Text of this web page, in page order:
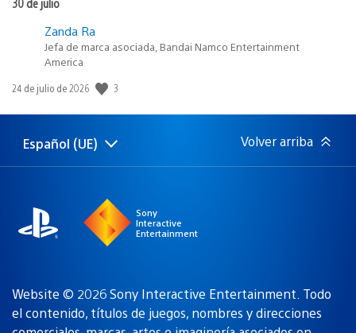
Zanda Ra
Jefa de marca asociada, Bandai Namco Entertainment
America
Fecha
publicación:
24 de julio de 2026 3
Selecciona
una
Región
actual:
Español (UE) Volver arriba
Sony
Interactive
Entertainment
Website © 2026 Sony Interactive Entertainment. Todo
el contenido, títulos de juegos, nombres y direcciones